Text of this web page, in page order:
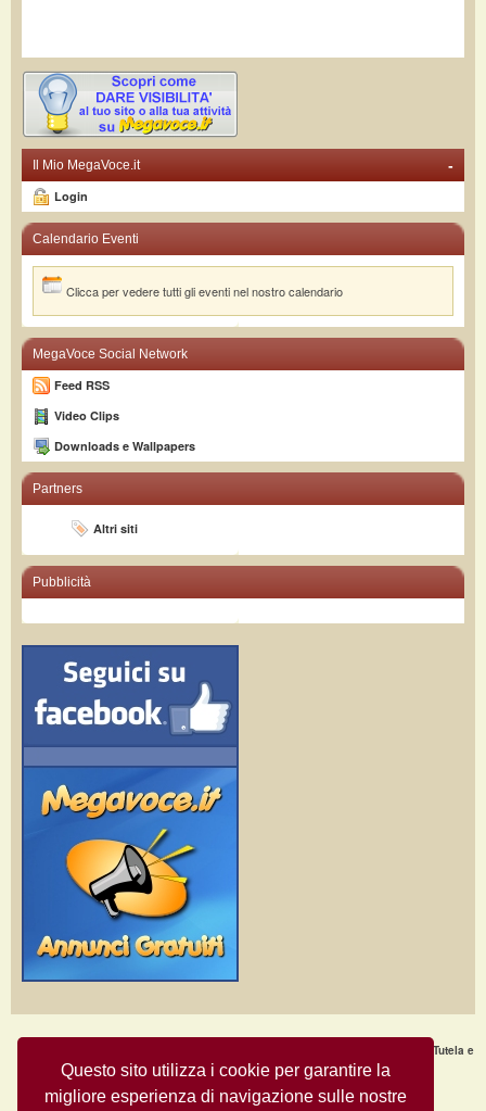
Questo sito utilizza i cookie per garantire la
migliore esperienza di navigazione sulle nostre
-
Il Mio MegaVoce.it
Login
Calendario Eventi
Clicca per vedere tutti gli eventi nel nostro calendario
MegaVoce Social Network
Feed RSS
Video Clips
Downloads e Wallpapers
Partners
Altri siti
Pubblicità
Tutela e
Sicurezza·Privacy·Aiuto
Annunci Gratuiti © Copyright 2009MegaVoce.it - All Rights Reserved.